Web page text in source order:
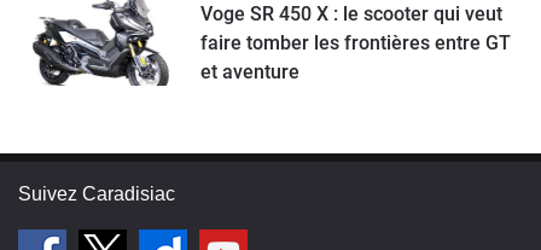
Voge SR 450 X : le scooter qui veut
faire tomber les frontières entre GT
et aventure
Suivez Caradisiac